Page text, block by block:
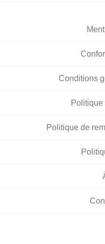
Conditions
Politique
Politique de